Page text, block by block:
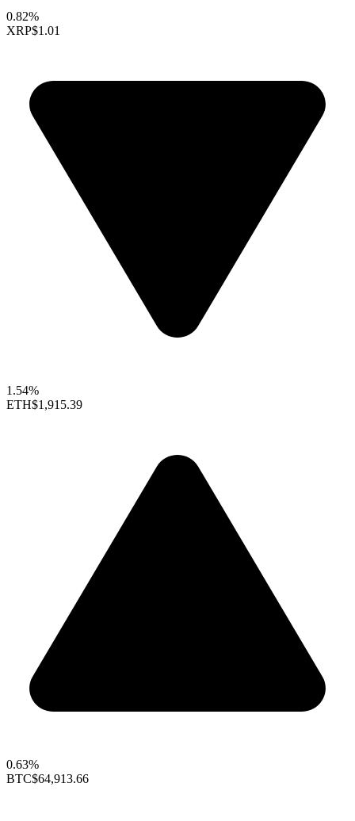
0.82%
XRP$1.01
1.54%
ETH$1,915.39
0.63%
BTC$64,913.66